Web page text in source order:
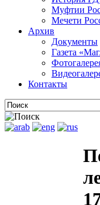
Муфтии
Мечети
Архив
Документы
Газета
Контакты